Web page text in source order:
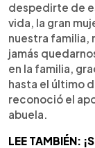
despedirte de
vida, la gran
nuestra familia,
jamás
en la familia,
hasta el último
reconoció el
abuela.
LEE TAMBIÉN: